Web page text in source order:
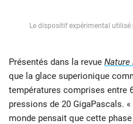
Le dispositif expérimental
Présentés dans la revue Nature
que la glace superionique
températures comprises entre
pressions de 20 GigaPascals.
monde pensait que cette phase